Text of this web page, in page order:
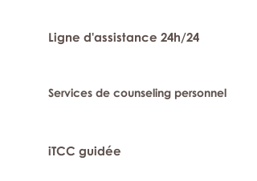
Ligne d'assistance 24h/24
Services de counseling personnel
iTCC guidée